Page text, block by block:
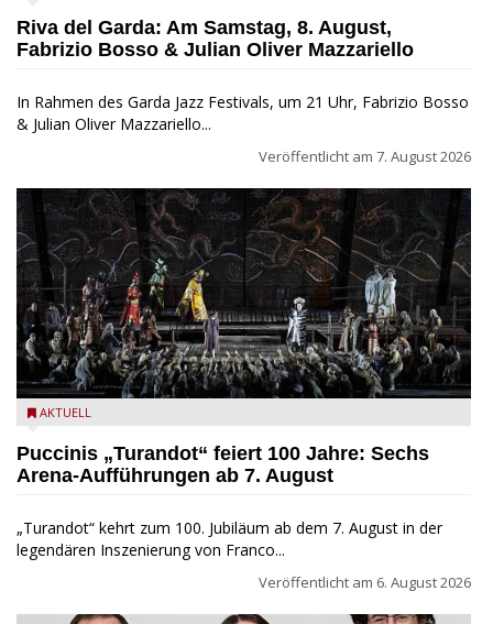
Riva del Garda: Am Samstag, 8. August,
Fabrizio Bosso & Julian Oliver Mazzariello
In Rahmen des Garda Jazz Festivals, um 21 Uhr, Fabrizio Bosso
& Julian Oliver Mazzariello...
Veröffentlicht am 7. August 2026
Turandot in der Arena von Verona - Ennevi für Fondazione
AKTUELL
Puccinis „Turandot“ feiert 100 Jahre: Sechs
Arena-Aufführungen ab 7. August
„Turandot“ kehrt zum 100. Jubiläum ab dem 7. August in der
legendären Inszenierung von Franco...
Veröffentlicht am 6. August 2026